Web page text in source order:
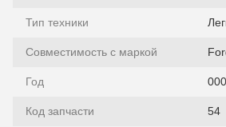
Тип техники
Совместимость с маркой
Год 000
Код запчасти 54